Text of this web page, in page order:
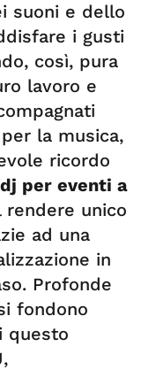
suoni e dello
i gusti
così, pura
lavoro e
la musica,
ricordo
dj per eventi a
rendere unico
ad una
in
Profonde
fondono
questo